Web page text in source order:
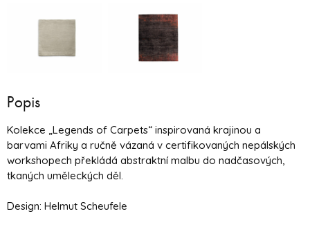
Popis
Kolekce „Legends of Carpets“ inspirovaná krajinou a
barvami Afriky a ručně vázaná v certifikovaných nepálských
workshopech překládá abstraktní malbu do nadčasových,
tkaných uměleckých děl.
Design: Helmut Scheufele